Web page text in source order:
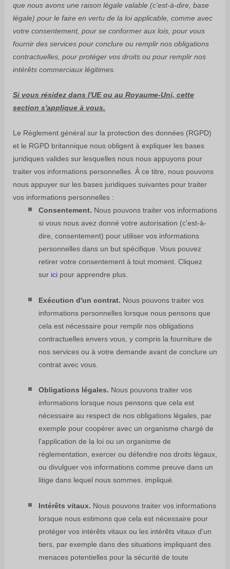
que nous avons une raison légale valable (c'est-à-dire base
légale) pour le faire en vertu de la loi applicable, comme avec
votre consentement, pour se conformer aux lois, pour vous
fournir des services pour conclure ouremplir nos obligations
contractuelles, pour protéger vos droits ou pourremplir nos
intérêts commerciaux légitimes.
Si vous résidez dans l'UE ou au Royaume-Uni, cette
section s'applique à vous.
Le Règlement général sur la protection des données (RGPD)
et le RGPD britannique nous obligent à expliquer les bases
juridiques valides sur lesquelles nous nous appuyons pour
traiter vos informations personnelles. À ce titre, nous pouvons
nous appuyer sur les bases juridiques suivantes pour traiter
vos informations personnelles :
Consentement. Nous pouvons traiter vos informations
si vous nous avez donné votre autorisation (c'est-à-
dire consentement) pour utiliser vos informations
personnelles dans un but spécifique. Vous pouvez
retirer votre consentement à tout moment. Cliquez
sur icipour apprendre plus.
Exécution d'un contrat. Nous pouvons traiter vos
informations personnelles lorsque nous pensons que
cela est nécessaire pour remplirnos obligations
contractuelles envers vous, y compris la fourniture de
nos services ou à votre demande avant de conclure un
contrat avec vous.
Obligations légales. Nous pouvons traiter vos
informations lorsque nous pensons que cela est
nécessaire au respect de nos obligations légales, par
exemple pour coopérer avec un organisme chargé de
l'application de la loi ou un organisme de
réglementation, exercer ou défendre nos droits légaux,
ou divulguer vos informations comme preuve dans un
litige dans lequel nous sommes. impliqué.
Intérêts vitaux. Nous pouvons traiter vos informations
lorsque nous estimons que cela est nécessaire pour
protéger vos intérêts vitaux ou les intérêts vitaux d'un
tiers, par exemple dans des situations impliquant des
menaces potentielles pour la sécurité de toute